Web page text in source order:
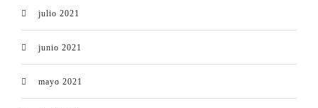
julio 2021
junio 2021
mayo 2021